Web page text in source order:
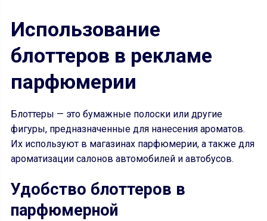
Использование
блоттеров в рекламе
парфюмерии
Блоттеры — это бумажные полоски или другие
фигуры, предназначенные для нанесения ароматов.
Их используют в магазинах парфюмерии, а также для
ароматизации салонов автомобилей и автобусов.
Удобство блоттеров в
парфюмерной